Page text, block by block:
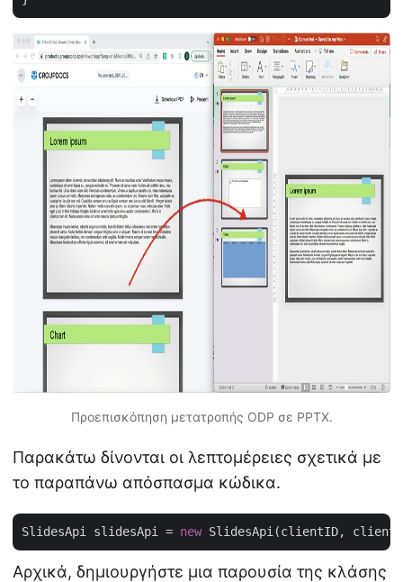
Προεπισκόπηση μετατροπής ODP σε PPTX.
Παρακάτω δίνονται οι λεπτομέρειες σχετικά με
το παραπάνω απόσπασμα κώδικα.
SlidesApi slidesApi = new
Αρχικά, δημιουργήστε μια παρουσία της κλάσης